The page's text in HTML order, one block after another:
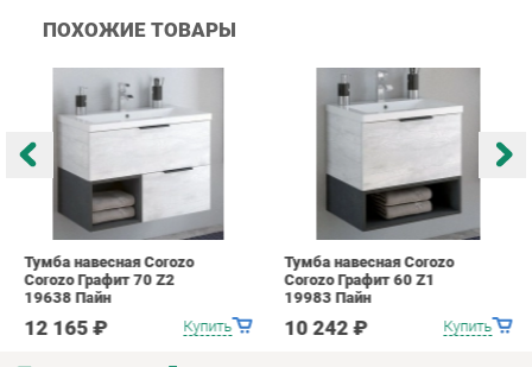
Тумба навесная Corozo
Corozo Графит 70 Z2
19638 Пайн
12 165 ₽
Тумба навесная Corozo
Corozo Графит 60 Z1
19983 Пайн
info@bath-ekb.ru
КАТАЛОГ
Коллекции
ИНФОРМАЦИЯ
О проекте
Контакты